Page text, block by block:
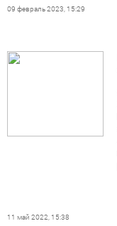
09 февраль 2023, 15:29
11 май 2022, 15:38